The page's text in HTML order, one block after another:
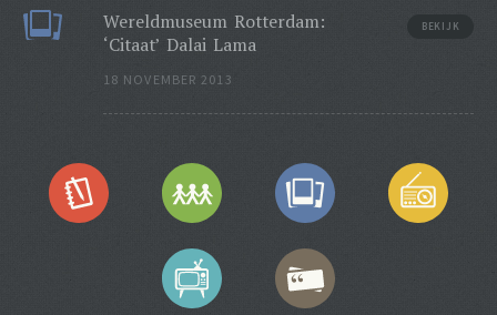
BEKIJK
Wereldmuseum Rotterdam:
‘Citaat’ Dalai Lama
18 NOVEMBER 2013